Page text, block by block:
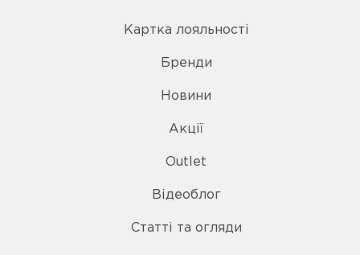
Картка лояльності
Бренди
Новини
Акції
Outlet
Відеоблог
Статті та огляди